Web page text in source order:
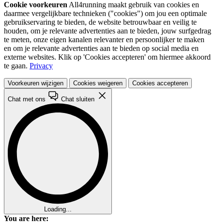
Cookie voorkeuren All4running maakt gebruik van cookies en
daarmee vergelijkbare technieken ("cookies") om jou een optimale
gebruikservaring te bieden, de website betrouwbaar en veilig te
houden, om je relevante advertenties aan te bieden, jouw surfgedrag
te meten, onze eigen kanalen relevanter en persoonlijker te maken
en om je relevante advertenties aan te bieden op social media en
externe websites. Klik op 'Cookies accepteren' om hiermee akkoord
te gaan. Privacy
Voorkeuren wijzigen Cookies weigeren Cookies accepteren
Chat met ons Chat sluiten
Loading...
You are here: